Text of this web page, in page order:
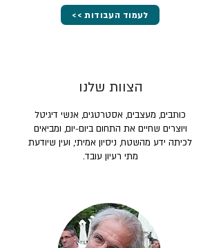
<< לעמוד העבודות
הצוות שלנו
כותבים, מעצבים, אסטרטגים, אנשי דיגיטל
ויוצרים שחיים את התחום ביום-יום, ומביאים
לכיתה ידע מהשטח, ניסיון אמיתי, ועין שיודעת
מתי רעיון עובד.